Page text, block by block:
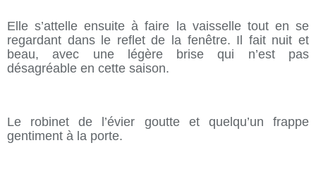
Elle s’attelle ensuite à faire la vaisselle tout en se
regardant dans le reflet de la fenêtre. Il fait nuit et
beau, avec une légère brise qui n’est pas
désagréable en cette saison.
Le robinet de l’évier goutte et quelqu’un frappe
gentiment à la porte.